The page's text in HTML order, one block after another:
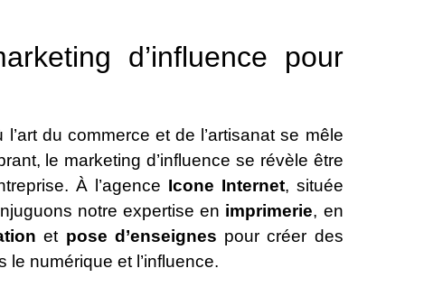
d’influence pour
du commerce et de l’artisanat se mêle
le marketing d’influence se révèle être
À l’agence Icone Internet, située
notre expertise en imprimerie, en
et pose d’enseignes pour créer des
numérique et l’influence.